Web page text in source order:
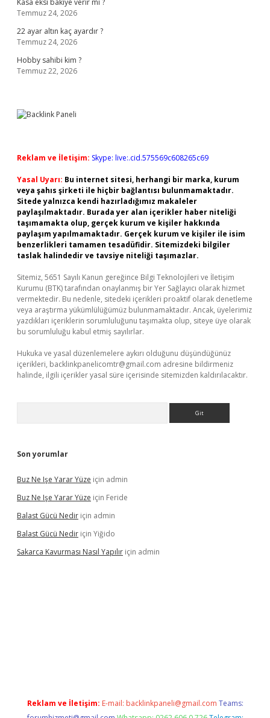
Kasa eksi bakiye verir mi ?
Temmuz 24, 2026
22 ayar altın kaç ayardır ?
Temmuz 24, 2026
Hobby sahibi kim ?
Temmuz 22, 2026
Reklam ve İletişim: Skype: live:.cid.575569c608265c69
Yasal Uyarı: Bu internet sitesi, herhangi bir marka, kurum
veya şahıs şirketi ile hiçbir bağlantısı bulunmamaktadır.
Sitede yalnızca kendi hazırladığımız makaleler
paylaşılmaktadır. Burada yer alan içerikler haber niteliği
taşımamakta olup, gerçek kurum ve kişiler hakkında
paylaşım yapılmamaktadır. Gerçek kurum ve kişiler ile isim
benzerlikleri tamamen tesadüfidir. Sitemizdeki bilgiler
taslak halindedir ve tavsiye niteliği taşımazlar.
Sitemiz, 5651 Sayılı Kanun gereğince Bilgi Teknolojileri ve İletişim
Kurumu (BTK) tarafından onaylanmış bir Yer Sağlayıcı olarak hizmet
vermektedir. Bu nedenle, sitedeki içerikleri proaktif olarak denetleme
veya araştırma yükümlülüğümüz bulunmamaktadır. Ancak, üyelerimiz
yazdıkları içeriklerin sorumluluğunu taşımakta olup, siteye üye olarak
bu sorumluluğu kabul etmiş sayılırlar.
Hukuka ve yasal düzenlemelere aykırı olduğunu düşündüğünüz
içerikleri, backlinkpanelicomtr@gmail.com adresine bildirmeniz
halinde, ilgili içerikler yasal süre içerisinde sitemizden kaldırılacaktır.
Son yorumlar
Buz Ne Işe Yarar Yüze için admin
Buz Ne Işe Yarar Yüze için Feride
Balast Gücü Nedir için admin
Balast Gücü Nedir için Yiğido
Sakarca Kavurması Nasıl Yapılır için admin
Reklam ve İletişim: E-mail: backlinkpaneli@gmail.com Teams: